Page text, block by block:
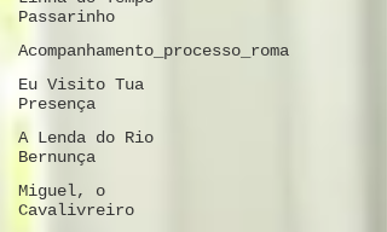
Passarinho
Acompanhamento_processo_roma
Eu Visito Tua
Presença
A Lenda do Rio
Bernunça
Miguel, o
Cavalivreiro